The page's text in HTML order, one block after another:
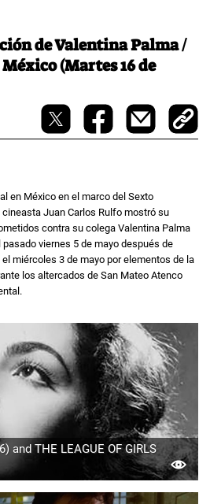
de Valentina Palma /
(Martes 16 de
en México en el marco del Sexto
cineasta Juan Carlos Rulfo mostró su
contra su colega Valentina Palma
viernes 5 de mayo después de
miércoles 3 de mayo por elementos de la
los altercados de San Mateo Atenco
and THE LEAGUE OF GIRLS